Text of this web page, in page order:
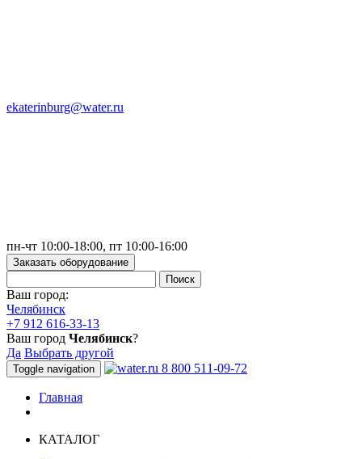
ekaterinburg@water.ru
пн-чт 10:00-18:00, пт 10:00-16:00
Заказать оборудование
Ваш город:
Челябинск
+7 912 616-33-13
Ваш город Челябинск?
Да Выбрать другой
Toggle navigation 8 800 511-09-72
Главная
КАТАЛОГ